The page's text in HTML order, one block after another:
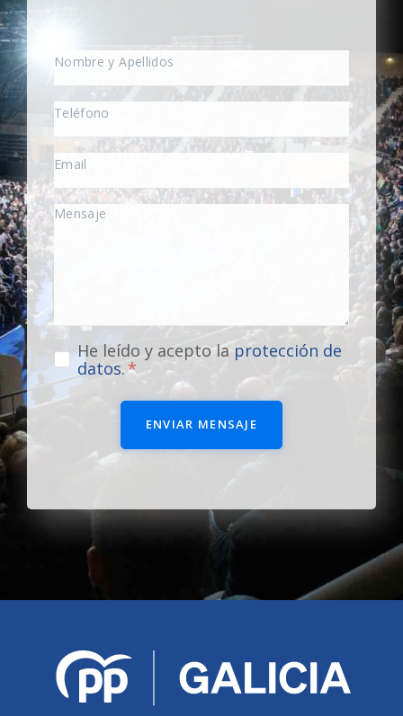
He leído y acepto la protección de
datos.
ENVIAR MENSAJE